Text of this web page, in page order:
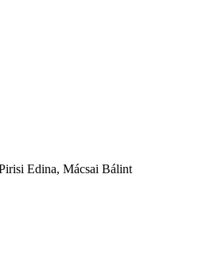
Edina, Mácsai Bálint